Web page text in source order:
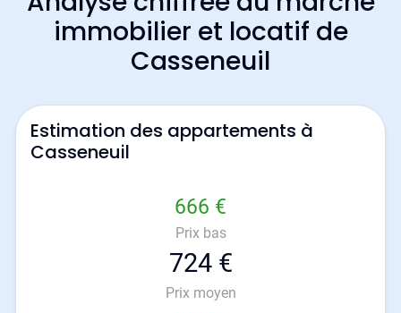
immobilier et locatif de
Casseneuil
Estimation des appartements à
Casseneuil
666 €
Prix bas
724 €
Prix moyen